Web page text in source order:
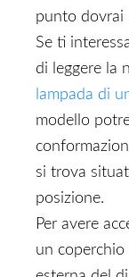
punto dovrai
Se ti
di leggere la
lampada di
modello
si trova
posizione.
Per avere
un